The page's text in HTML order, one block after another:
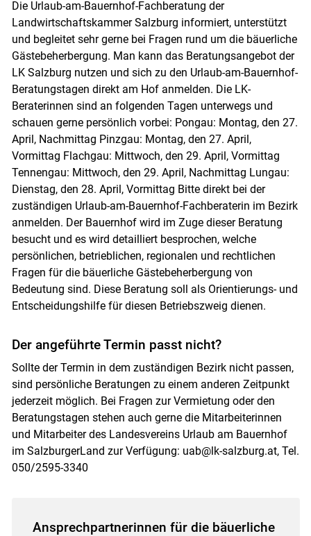
Die Urlaub-am-Bauernhof-Fachberatung der
Landwirtschaftskammer Salzburg informiert, unterstützt
und begleitet sehr gerne bei Fragen rund um die bäuerliche
Gästebeherbergung. Man kann das Beratungsangebot der
LK Salzburg nutzen und sich zu den Urlaub-am-Bauernhof-
Beratungstagen direkt am Hof anmelden. Die LK-
Beraterinnen sind an folgenden Tagen unterwegs und
schauen gerne persönlich vorbei: Pongau: Montag, den 27.
April, Nachmittag Pinzgau: Montag, den 27. April,
Vormittag Flachgau: Mittwoch, den 29. April, Vormittag
Tennengau: Mittwoch, den 29. April, Nachmittag Lungau:
Dienstag, den 28. April, Vormittag Bitte direkt bei der
zuständigen Urlaub-am-Bauernhof-Fachberaterin im Bezirk
anmelden. Der Bauernhof wird im Zuge dieser Beratung
besucht und es wird detailliert besprochen, welche
persönlichen, betrieblichen, regionalen und rechtlichen
Fragen für die bäuerliche Gästebeherbergung von
Bedeutung sind. Diese Beratung soll als Orientierungs- und
Entscheidungshilfe für diesen Betriebszweig dienen.
Der angeführte Termin passt nicht?
Sollte der Termin in dem zuständigen Bezirk nicht passen,
sind persönliche Beratungen zu einem anderen Zeitpunkt
jederzeit möglich. Bei Fragen zur Vermietung oder den
Beratungstagen stehen auch gerne die Mitarbeiterinnen
und Mitarbeiter des Landesvereins Urlaub am Bauernhof
im SalzburgerLand zur Verfügung: uab@lk-salzburg.at, Tel.
050/2595-3340
Ansprechpartnerinnen für die bäuerliche